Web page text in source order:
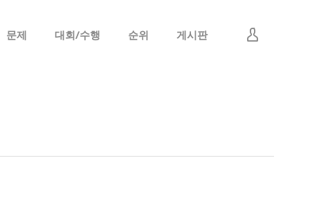
문제 대회/수행 순위 게시판